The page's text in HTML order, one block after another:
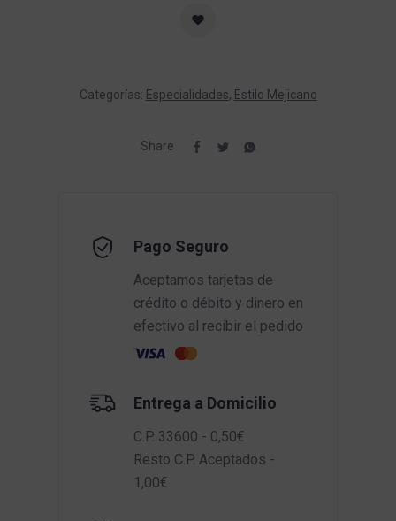
Categorías: Especialidades, Estilo Mejicano
Share
Pago Seguro
Aceptamos tarjetas de
crédito o débito y dinero en
efectivo al recibir el pedido
Entrega a Domicilio
C.P. 33600 - 0,50€
Resto C.P. Aceptados -
1,00€